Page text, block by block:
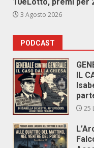
3 Agosto 2026
PODCAST
IL
25